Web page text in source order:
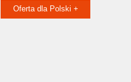
Oferta dla Polski +